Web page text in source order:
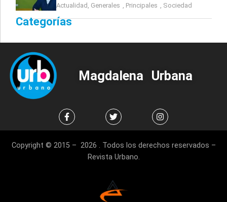
Actualidad , Generales , Principales , Sociedad
Categorías
Magdalena Urbana
Copyright © 2015 – 2026 . Todos los derechos reservados –
Revista Urbano.